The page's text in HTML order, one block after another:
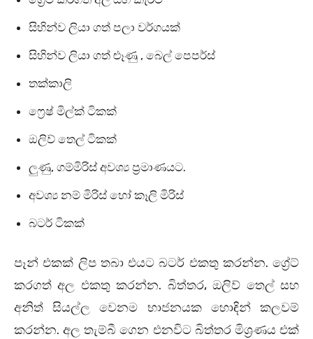
සිහින්ව ලියා ගත් පලා වර්ගයක්
සිහින්ව ලියා ගත් ළූණු , බෙල් පෙපර්ස්
තක්කාලි
ෆ්‍රෙෂ් මිල්ක් ටිකක්
ඔලිව් තෙල් ටිකක්
ලුණු, ගම්මිරිස් අවශ්‍ය ප්‍රමාණයට.
අවශ්‍ය නම් මිරිස් හෝ කෑලි මිරිස්
බටර් ටිකක්
පෑන් එකක් ලිප තබා එයට බටර් එකතු කරන්න. ග්‍රේට්
කරගත් අල එකතු කරන්න. බිත්තර, ඔලිව් තෙල් සහ
අනිත් සියල්ල වෙනම භාජනයක හොඳින් කලවම්
කරන්න. අල තැම්බී ගෙන එනවිට බිත්තර මිශ්‍රණය එක්